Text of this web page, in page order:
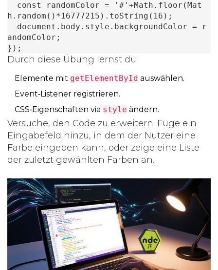
h.random()*16777215).toString(16);
andomColor;
});
Durch diese Übung lernst du:
Elemente mit getElementById auswählen.
Event‑Listener registrieren.
CSS‑Eigenschaften via style ändern.
Versuche, den Code zu erweitern: Füge ein
Eingabefeld hinzu, in dem der Nutzer eine
Farbe eingeben kann, oder zeige eine Liste
der zuletzt gewählten Farben an.